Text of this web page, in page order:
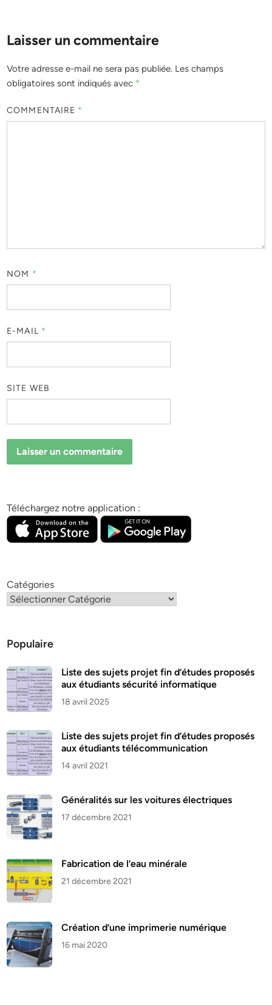
Laisser un commentaire
Votre adresse e-mail ne sera pas publiée. Les champs
obligatoires sont indiqués avec *
COMMENTAIRE *
NOM *
E-MAIL *
SITE WEB
Téléchargez notre application :
Catégories
Populaire
Liste des sujets projet fin d’études proposés
aux étudiants sécurité informatique
18 avril 2025
Liste des sujets projet fin d’études proposés
aux étudiants télécommunication
14 avril 2021
Généralités sur les voitures électriques
17 décembre 2021
Fabrication de l’eau minérale
21 décembre 2021
Création d’une imprimerie numérique
16 mai 2020